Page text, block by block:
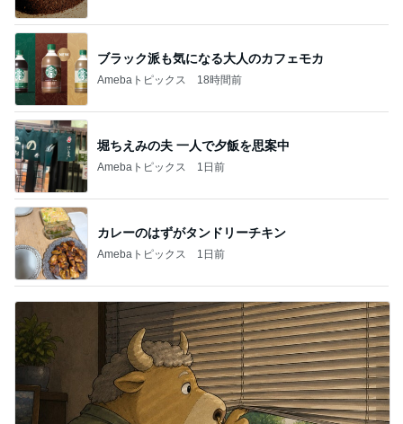
ブラック派も気になる大人のカフェモカ
Amebaトピックス 18時間前
堀ちえみの夫 一人で夕飯を思案中
Amebaトピックス 1日前
カレーのはずがタンドリーチキン
Amebaトピックス 1日前